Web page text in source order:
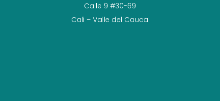
Calle 9 #30-69
Cali – Valle del Cauca